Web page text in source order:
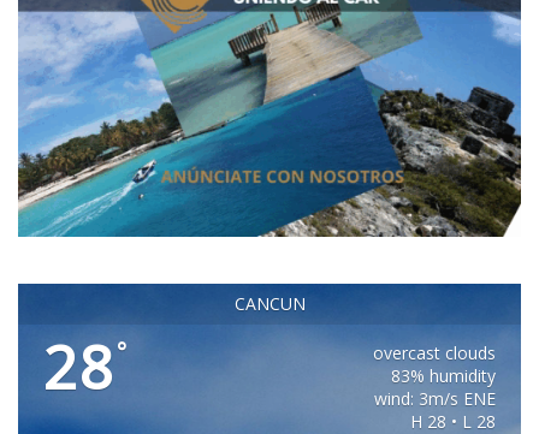
CANCUN
28°
overcast clouds
83% humidity
wind: 3m/s ENE
H 28 • L 28